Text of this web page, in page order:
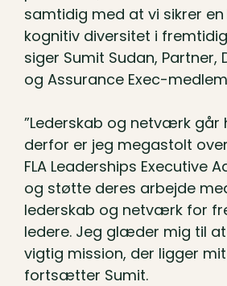
samtidig med at vi sikrer
kognitiv diversitet i
siger Sumit Sudan, Partner,
og Assurance Exec-
”Lederskab og netværk går
derfor er jeg megastolt
FLA Leaderships Executive
og støtte deres arbejde
lederskab og netværk for
ledere. Jeg glæder mig til
vigtig mission, der ligger
fortsætter Sumit.